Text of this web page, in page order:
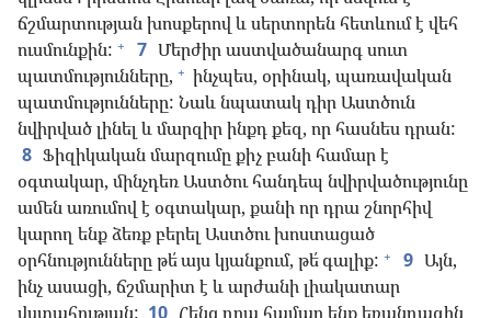
ճշմարտության խոսքերով և սերտորեն հետևում է վեհ
ուսմունքին: + 7 Մերժիր աստվածանարգ սուտ
պատմությունները, + ինչպես, օրինակ, պառավական
պատմությունները: Նաև նպատակ դիր Աստծուն
նվիրված լինել և մարզիր ինքդ քեզ, որ հասնես դրան:
8 Ֆիզիկական մարզումը քիչ բանի համար է
օգտակար, մինչդեռ Աստծու հանդեպ նվիրվածությունը
ամեն առումով է օգտակար, քանի որ դրա շնորհիվ
կարող ենք ձեռք բերել Աստծու խոստացած
օրհնությունները թե՛ այս կյանքում, թե՛ գալիք: + 9 Այն,
ինչ ասացի, ճշմարիտ է և արժանի լիակատար
վստահության: 10 Հենց դրա համար ենք եռանդագին